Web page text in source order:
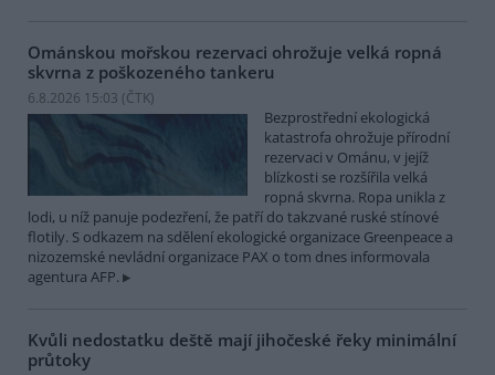
Ománskou mořskou rezervaci ohrožuje velká ropná
skvrna z poškozeného tankeru
6.8.2026 15:03 (ČTK)
Bezprostřední ekologická
katastrofa ohrožuje přírodní
rezervaci v Ománu, v jejíž
blízkosti se rozšířila velká
ropná skvrna. Ropa unikla z
lodi, u níž panuje podezření, že patří do takzvané ruské stínové
flotily. S odkazem na sdělení ekologické organizace Greenpeace a
nizozemské nevládní organizace PAX o tom dnes informovala
agentura AFP.
Kvůli nedostatku deště mají jihočeské řeky minimální
průtoky